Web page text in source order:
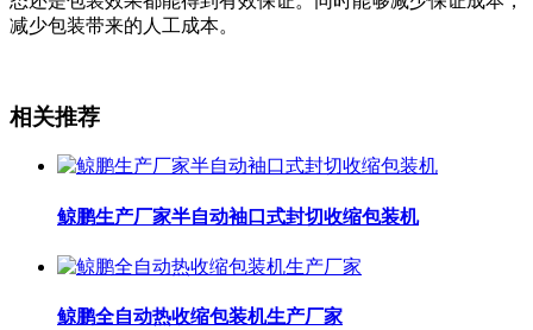
减少包装带来的人工成本。
相关推荐
鲸鹏生产厂家半自动袖口式封切收缩包装机
鲸鹏全自动热收缩包装机生产厂家